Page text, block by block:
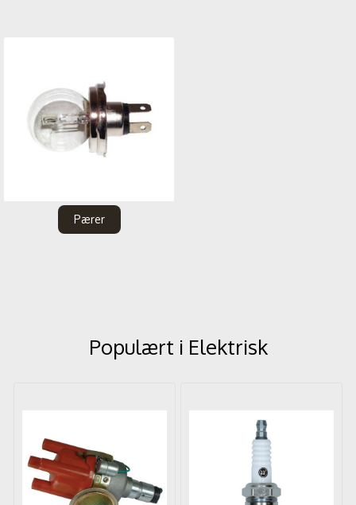
Pærer
Populært i Elektrisk